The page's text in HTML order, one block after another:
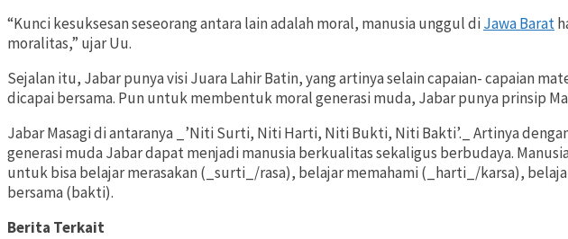
“Kunci kesuksesan seseorang antara lain adalah moral, manusia unggul diJawa Barat
moralitas,” ujar Uu.
Sejalan itu, Jabar punya visi Juara Lahir Batin, yang artinya selain capaian- capaian
dicapai bersama. Pun untuk membentuk moral generasi muda, Jabar punya prinsip
Jabar Masagi di antaranya _’Niti Surti, Niti Harti, Niti Bukti, Niti Bakti’._ Artinya
generasi muda Jabar dapat menjadi manusia berkualitas sekaligus berbudaya.
untuk bisa belajar merasakan (_surti_/rasa), belajar memahami (_harti_/karsa),
bersama (bakti).
Berita Terkait